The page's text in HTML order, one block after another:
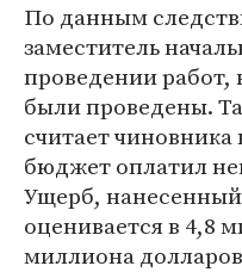
По данным
заместитель
проведении работ,
были проведены.
считает
бюджет оплатил
Ущерб, нанесенный
оценивается в 4,8
миллиона